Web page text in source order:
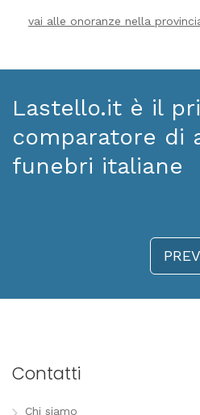
vai alle onoranze nella
Lastello.it è il
comparatore di
funebri italiane
Contatti
Chi siamo